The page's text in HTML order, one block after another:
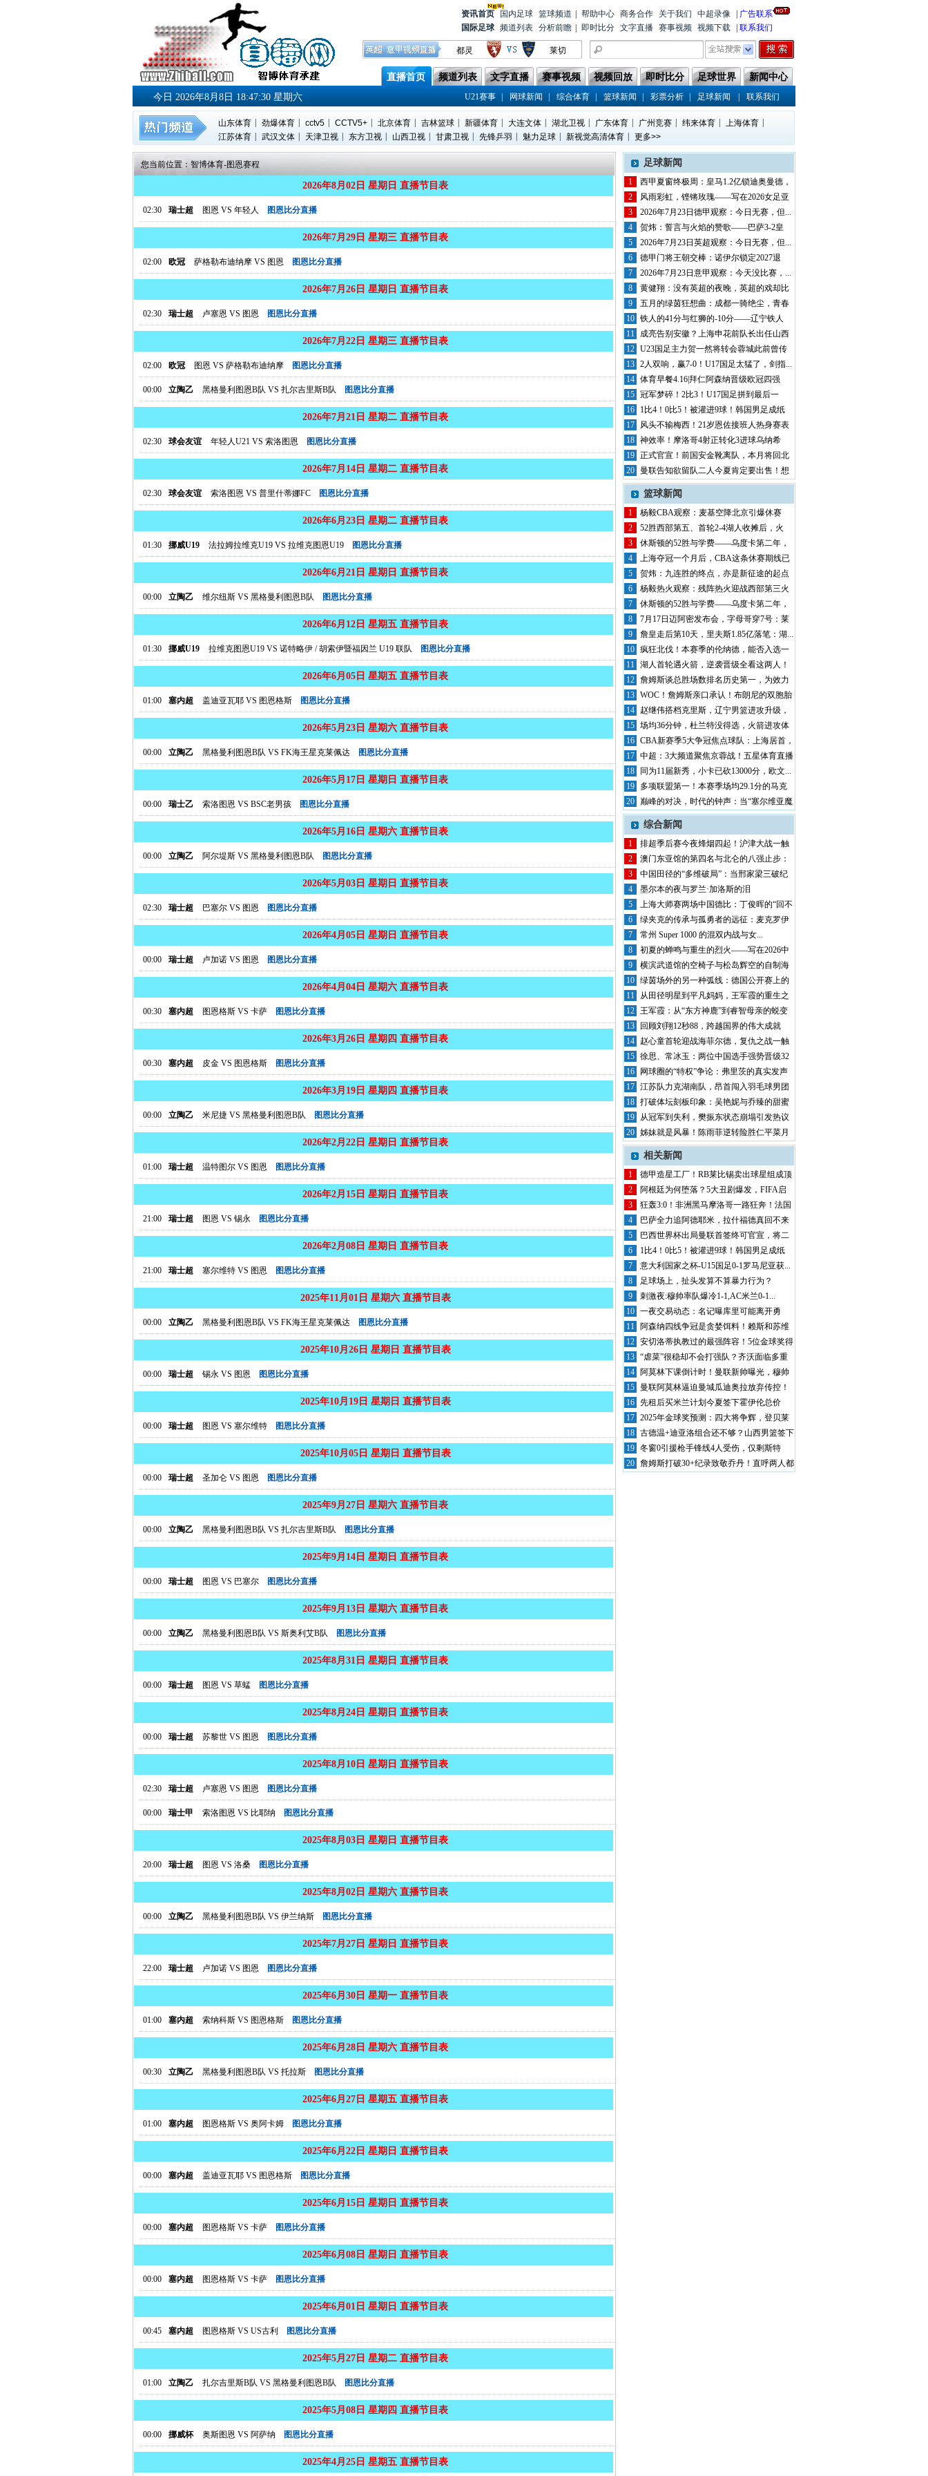
资讯首页 国内足球 篮球频道
国际足球 频道列表 分析前瞻
帮助中心 商务合作 关于我们 中超录像
广告联系
即时比分 文字直播 赛事视频 视频下载 联系我们
都灵
莱切
蒙扎
亚特兰大
上海申花
青岛西海岸
帕尔马
威尼斯
国际米兰
热那亚
直播首页 频道列表 文字直播 赛事视频 视频回放 即时比分 足球世界 新闻中心
U21赛事 | 网球新闻 | 综合体育 | 篮球新闻 | 彩票分析 | 足球新闻 | 联系我们
今日 2026年8月8日 18:47:31 星期六
山东体育 劲爆体育 cctv5 CCTV5+ 北京体育 吉林篮球 新疆体育 大连文体 湖北卫视 广东体育 广州竞赛 纬来体育 上海体育
江苏体育 | 武汉文体 | 天津卫视 | 东方卫视 | 山西卫视 | 甘肃卫视 | 先锋乒羽 | 魅力足球 | 新视觉高清体育 | 更多>>
您当前位置： 智博体育-图恩赛程
2026年8月02日 星期日 直播节目表
02:30 瑞士超 图恩 VS 年轻人 图恩比分直播
2026年7月29日 星期三 直播节目表
02:00 欧冠 萨格勒布迪纳摩 VS 图恩 图恩比分直播
2026年7月26日 星期日 直播节目表
02:30 瑞士超 卢塞恩 VS 图恩 图恩比分直播
2026年7月22日 星期三 直播节目表
02:00 欧冠 图恩 VS 萨格勒布迪纳摩 图恩比分直播
00:00 立陶乙 黑格曼利图恩B队 VS 扎尔吉里斯B队 图恩比分直播
2026年7月21日 星期二 直播节目表
02:30 球会友谊 年轻人U21 VS 索洛图恩 图恩比分直播
2026年7月14日 星期二 直播节目表
02:30 球会友谊 索洛图恩 VS 普里什蒂娜FC 图恩比分直播
2026年6月23日 星期二 直播节目表
01:30 挪威U19 法拉姆拉维克U19 VS 拉维克图恩U19 图恩比分直播
2026年6月21日 星期日 直播节目表
00:00 立陶乙 维尔纽斯 VS 黑格曼利图恩B队 图恩比分直播
2026年6月12日 星期五 直播节目表
01:30 挪威U19 拉维克图恩U19 VS 诺特略伊 / 胡索伊暨福因兰 U19 联队 图恩比分直播
2026年6月05日 星期五 直播节目表
01:00 塞内超 盖迪亚瓦耶 VS 图恩格斯 图恩比分直播
2026年5月23日 星期六 直播节目表
00:00 立陶乙 黑格曼利图恩B队 VS FK海王星克莱佩达 图恩比分直播
2026年5月17日 星期日 直播节目表
00:00 瑞士乙 索洛图恩 VS BSC老男孩 图恩比分直播
2026年5月16日 星期六 直播节目表
00:00 立陶乙 阿尔堤斯 VS 黑格曼利图恩B队 图恩比分直播
2026年5月03日 星期日 直播节目表
02:30 瑞士超 巴塞尔 VS 图恩 图恩比分直播
2026年4月05日 星期日 直播节目表
00:00 瑞士超 卢加诺 VS 图恩 图恩比分直播
2026年4月04日 星期六 直播节目表
00:30 塞内超 图恩格斯 VS 卡萨 图恩比分直播
2026年3月26日 星期四 直播节目表
00:30 塞内超 皮金 VS 图恩格斯 图恩比分直播
2026年3月19日 星期四 直播节目表
00:00 立陶乙 米尼捷 VS 黑格曼利图恩B队 图恩比分直播
2026年2月22日 星期日 直播节目表
01:00 瑞士超 温特图尔 VS 图恩 图恩比分直播
2026年2月15日 星期日 直播节目表
21:00 瑞士超 图恩 VS 锡永 图恩比分直播
2026年2月08日 星期日 直播节目表
21:00 瑞士超 塞尔维特 VS 图恩 图恩比分直播
2025年11月01日 星期六 直播节目表
00:00 立陶乙 黑格曼利图恩B队 VS FK海王星克莱佩达 图恩比分直播
2025年10月26日 星期日 直播节目表
00:00 瑞士超 锡永 VS 图恩 图恩比分直播
2025年10月19日 星期日 直播节目表
00:00 瑞士超 图恩 VS 塞尔维特 图恩比分直播
2025年10月05日 星期日 直播节目表
00:00 瑞士超 圣加仑 VS 图恩 图恩比分直播
2025年9月27日 星期六 直播节目表
00:00 立陶乙 黑格曼利图恩B队 VS 扎尔吉里斯B队 图恩比分直播
2025年9月14日 星期日 直播节目表
00:00 瑞士超 图恩 VS 巴塞尔 图恩比分直播
2025年9月13日 星期六 直播节目表
00:00 立陶乙 黑格曼利图恩B队 VS 斯奥利艾B队 图恩比分直播
2025年8月31日 星期日 直播节目表
00:00 瑞士超 图恩 VS 草蜢 图恩比分直播
2025年8月24日 星期日 直播节目表
00:00 瑞士超 苏黎世 VS 图恩 图恩比分直播
2025年8月10日 星期日 直播节目表
02:30 瑞士超 卢塞恩 VS 图恩 图恩比分直播
00:00 瑞士甲 索洛图恩 VS 比耶纳 图恩比分直播
2025年8月03日 星期日 直播节目表
20:00 瑞士超 图恩 VS 洛桑 图恩比分直播
2025年8月02日 星期六 直播节目表
00:00 立陶乙 黑格曼利图恩B队 VS 伊兰纳斯 图恩比分直播
2025年7月27日 星期日 直播节目表
22:00 瑞士超 卢加诺 VS 图恩 图恩比分直播
2025年6月30日 星期一 直播节目表
01:00 塞内超 索纳科斯 VS 图恩格斯 图恩比分直播
2025年6月28日 星期六 直播节目表
00:30 立陶乙 黑格曼利图恩B队 VS 托拉斯 图恩比分直播
2025年6月27日 星期五 直播节目表
01:00 塞内超 图恩格斯 VS 奥阿卡姆 图恩比分直播
2025年6月22日 星期日 直播节目表
00:00 塞内超 盖迪亚瓦耶 VS 图恩格斯 图恩比分直播
2025年6月15日 星期日 直播节目表
00:00 塞内超 图恩格斯 VS 卡萨 图恩比分直播
2025年6月08日 星期日 直播节目表
00:00 塞内超 图恩格斯 VS 卡萨 图恩比分直播
2025年6月01日 星期日 直播节目表
00:45 塞内超 图恩格斯 VS US古利 图恩比分直播
2025年5月27日 星期二 直播节目表
01:00 立陶乙 扎尔吉里斯B队 VS 黑格曼利图恩B队 图恩比分直播
2025年5月08日 星期四 直播节目表
00:00 挪威杯 奥斯图恩 VS 阿萨纳 图恩比分直播
2025年4月25日 星期五 直播节目表
足球新闻
1
西甲夏窗终极周：皇马1.2亿锁迪奥曼德，
巴...
2
风雨彩虹，铿锵玫瑰——写在2026女足亚
洲...
3
2026年7月23日德甲观察：今日无赛，但...
4
贺炜：誓言与火焰的赞歌——巴萨3-2皇
马，...
5
2026年7月23日英超观察：今日无赛，但...
6
德甲门将王朝交棒：诺伊尔锁定2027退
役，...
7
2026年7月23日意甲观察：今天没比赛，...
8
黄健翔：没有英超的夜晚，英超的戏却比
英超还...
9
五月的绿茵狂想曲：成都一骑绝尘，青春
风暴席...
10 铁人的41分与红狮的-10分——辽宁铁人
半...
11
成亮告别安徽？上海申花前队长出任山西
崇德荣...
12 U23国足主力贺一然将转会蓉城此前曾传
其将...
13 2人双响，赢7-0！U17国足太猛了，剑指...
14 体育早餐4.16|拜仁阿森纳晋级欧冠四强
中...
15 冠军梦碎！2比3！U17国足拼到最后一
秒，...
16
1比4！0比5！被灌进9球！韩国男足成纸
老...
17
风头不输梅西！21岁恩佐接班人热身赛表
现抢...
18 神效率！摩洛哥4射正转化3进球乌纳希
0.2...
19 正式官宣！前国安金靴离队，本月将回北
京，有...
20
曼联告知欲留队二人今夏肯定要出售！想
收回5...
篮球新闻
1
杨毅CBA观察：麦基空降北京引爆休赛
期，第...
2
52胜西部第五、首轮2-4湖人收摊后，火
箭...
3
休斯顿的52胜与学费——乌度卡第二年，
申京...
4
上海夺冠一个月后，CBA这条休赛期线已
经翻...
5
贺炜：九连胜的终点，亦是新征途的起点
——湖...
6
杨毅热火观察：残阵热火迎战西部第三火
箭，巴...
7
休斯顿的52胜与学费——乌度卡第二年，
申京...
8
7月17日迈阿密发布会，字母哥穿7号：莱
利...
9
詹皇走后第10天，里夫斯1.85亿落笔：湖...
10 疯狂北伐！本赛季的伦纳德，能否入选一
阵？
11
湖人首轮遇火箭，逆袭晋级全看这两人！
老詹体...
12 詹姆斯谈总胜场数排名历史第一，为效力
的每支...
13 WOC！詹姆斯亲口承认！布朗尼的双胞胎
兄弟...
14
赵继伟搭档克里斯，辽宁男篮进攻升级，
引援还...
15 场均36分钟，杜兰特没得选，火箭进攻体
系崩...
16 CBA新赛季5大争冠焦点球队：上海居首，
广...
17 中超：3大频道聚焦京蓉战！五星体育直播
上海...
18
同为11届新秀，小卡已砍13000分，欧文...
19
多项联盟第一！本赛季场均29.1分的马克
西...
20 巅峰的对决，时代的钟声：当“塞尔维亚魔
术师...
综合新闻
1
排超季后赛今夜烽烟四起！沪津大战一触
即发，...
2
澳门东亚馆的第四名与北仑的八强止步：
排球双...
3
中国田径的“多维破局”：当邢家梁三破纪
录，...
4
墨尔本的夜与罗兰·加洛斯的泪
5
上海大师赛两场中国德比：丁俊晖的“回不
去”...
6
绿夹克的传承与孤勇者的远征：麦克罗伊
奥古斯...
7
常州 Super 1000 的混双内战与女...
8
初夏的蝉鸣与重生的烈火——写在2026中
国...
9
横滨武道馆的空椅子与松岛辉空的自制海
报：乒...
10 绿茵场外的另一种弧线：德国公开赛上的
青春风...
11
从田径明星到平凡妈妈，王军霞的重生之
路
12 王军霞：从“东方神鹿”到睿智母亲的蜕变
13
回顾刘翔12秒88，跨越国界的伟大成就
14
赵心童首轮迎战海菲尔德，复仇之战一触
即发！
15 徐思、常冰玉：两位中国选手强势晋级32
强
16
网球圈的“特权”争论：弗里茨的真实发声
17 江苏队力克湖南队，昂首闯入羽毛球男团
决赛
18 打破体坛刻板印象：吴艳妮与乔臻的甜蜜
瞬间
19
从冠军到失利，樊振东状态崩塌引发热议
20 姊妹就是风暴！陈雨菲逆转险胜仁平菜月
相关新闻
1
德甲造星工厂！RB莱比锡卖出球星组成顶
配阵...
2
阿根廷为何堕落？5大丑剧爆发，FIFA启
动...
3
狂轰3:0！非洲黑马摩洛哥一路狂奔！法国
男...
4
巴萨全力追阿德耶米，拉什福德真回不来
了？
5
巴西世界杯出局曼联首签终可官宣，将二
次体检...
6
1比4！0比5！被灌进9球！韩国男足成纸
老...
7
意大利国家之杯-U15国足0-1罗马尼亚获...
8
足球场上，扯头发算不算暴力行为？
9
刺激夜:穆帅率队爆冷1-1,AC米兰0-1...
10 一夜交易动态：名记曝库里可能离开勇
士，雄鹿...
11
阿森纳四线争冠是贪婪饵料！赖斯和苏维
门迪若...
12 安切洛蒂执教过的最强阵容！5位金球奖得
主！...
13 “虐菜”很稳却不会打强队？齐沃面临多重
考验...
14
阿莫林下课倒计时！曼联新帅曝光，穆帅
成大热...
15
曼联阿莫林逼迫曼城瓜迪奥拉放弃传控！
被看穿...
16 先租后买米兰计划今夏签下霍伊伦总价
4000...
17 2025年金球奖预测：四大将争辉，登贝莱
能...
18 古德温+迪亚洛组合还不够？山西男篮签下
NB...
19 冬窗0引援枪手锋线4人受伤，仅剩斯特
林、特...
20 詹姆斯打破30+纪录致敬乔丹！直呼两人都